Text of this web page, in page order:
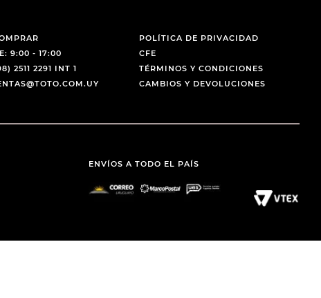
9:00 - 17:00
2511 2291 INT 1
POLÍTICA DE PRIVACIDAD
CFE
TÉRMINOS Y CONDICIONES
CAMBIOS Y DEVOLUCIONES
ENVÍOS A TODO EL PAÍS